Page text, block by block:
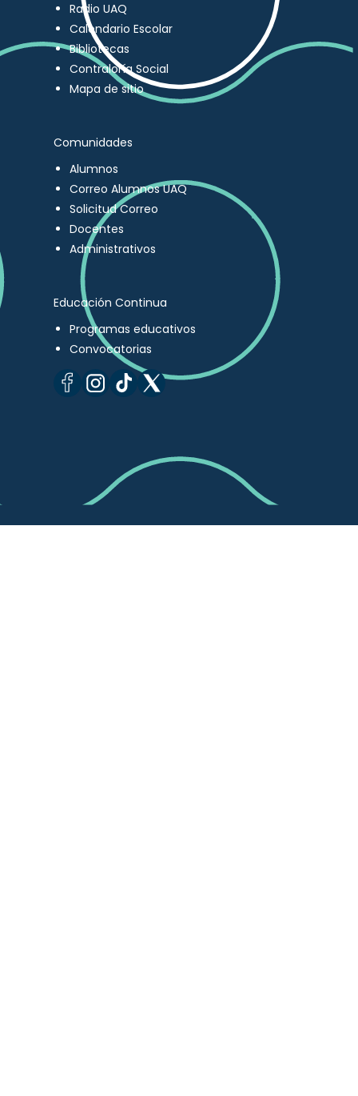
Radio UAQ
Calendario Escolar
Bibliotecas
Contraloría Social
Mapa de sitio
Comunidades
Alumnos
Correo Alumnos UAQ
Solicitud Correo
Docentes
Administrativos
Educación Continua
Programas educativos
Convocatorias